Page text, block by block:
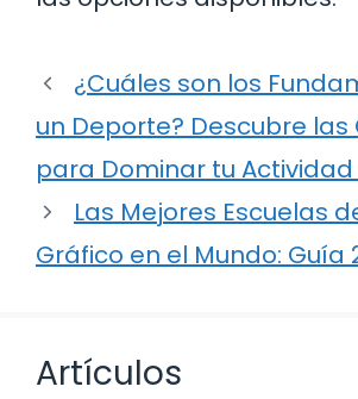
¿Cuáles son los
un Deporte? Descubre las
para Dominar tu
Las Mejores Escuelas
Gráfico en el Mundo: Guía
Artículos